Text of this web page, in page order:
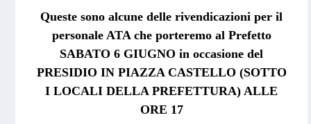
Queste sono alcune delle rivendicazioni per il
personale ATA che porteremo al Prefetto
SABATO 6 GIUGNO in occasione del
PRESIDIO IN PIAZZA CASTELLO (SOTTO
I LOCALI DELLA PREFETTURA) ALLE
ORE 17